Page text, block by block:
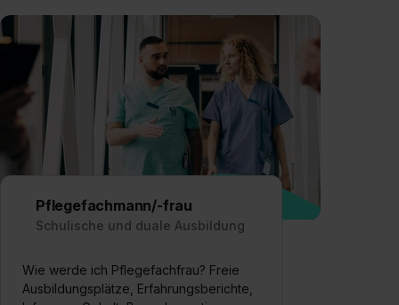
Pflegefachmann/-frau
Schulische und duale Ausbildung
Wie werde ich Pflegefachfrau? Freie
Ausbildungsplätze, Erfahrungsberichte,